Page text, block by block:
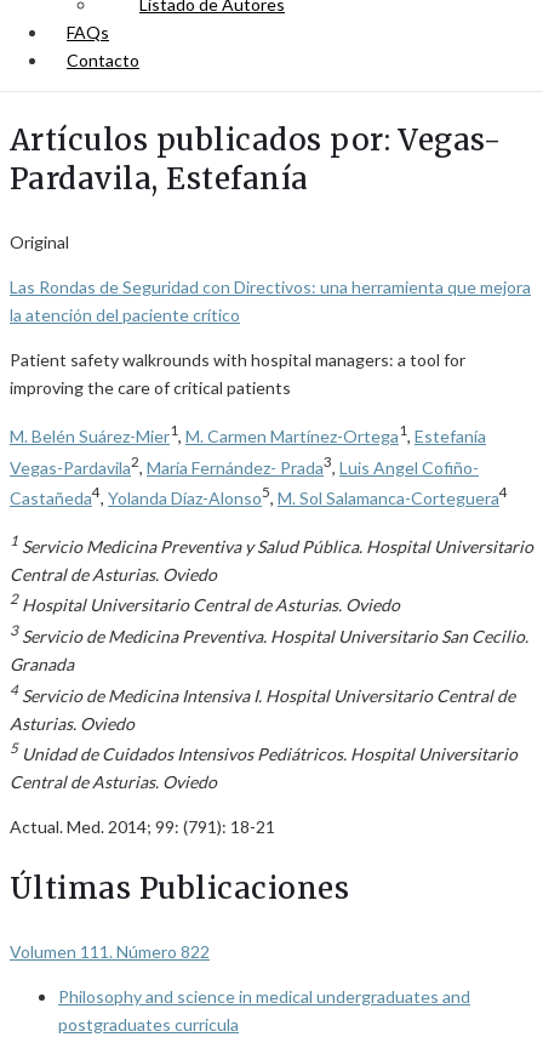
Listado de Autores
FAQs
Contacto
Artículos publicados por: Vegas-
Pardavila, Estefanía
Original
Las Rondas de Seguridad con Directivos: una herramienta que mejora
la atención del paciente crítico
Patient safety walkrounds with hospital managers: a tool for
improving the care of critical patients
M. Belén Suárez-Mier1, M. Carmen Martínez-Ortega1, Estefanía
Vegas-Pardavila2 María Fernández- Prada3 Luis Angel Cofiño-
Castañeda4, Yolanda Díaz-Alonso5, M. Sol Salamanca-Corteguera4
1 Servicio Medicina Preventiva y Salud Pública. Hospital Universitario
Central de Asturias. Oviedo
2Hospital Universitario Central de Asturias. Oviedo
3Servicio de Medicina Preventiva. Hospital Universitario San Cecilio.
Granada
4Servicio de Medicina Intensiva I. Hospital Universitario Central de
Asturias. Oviedo
5 Unidad de Cuidados Intensivos Pediátricos. Hospital Universitario
Central de Asturias. Oviedo
Actual. Med. 2014; 99: (791): 18-21
Últimas Publicaciones
Volumen 111. Número 822
Philosophy and science in medical undergraduates and
postgraduates curricula